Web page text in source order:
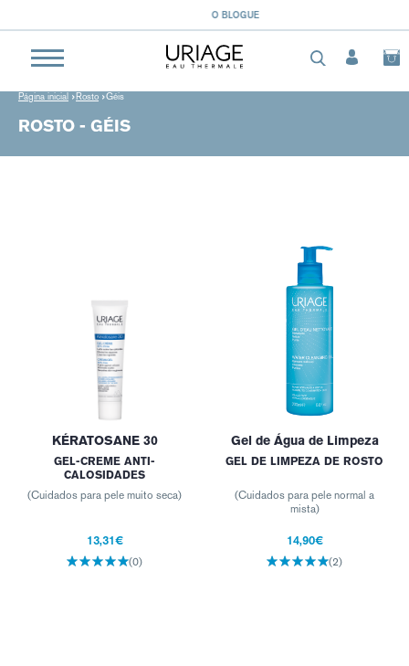
O BLOGUE
Página inicial Rosto Géis
ROSTO - GÉIS
KÉRATOSANE 30
GEL-CREME ANTI-
CALOSIDADES
(Cuidados para pele muito seca)
13,31€
(0)
Gel de Água de Limpeza
GEL DE LIMPEZA DE ROSTO
(Cuidados para pele normal a
mista)
14,90€
(2)